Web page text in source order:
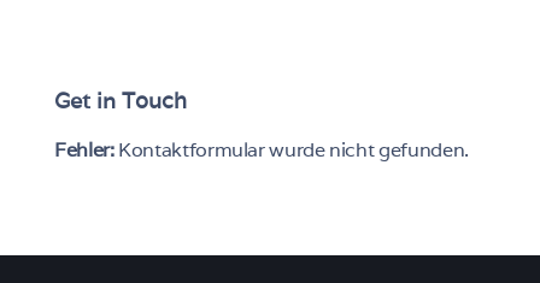
Get in Touch
Fehler:Kontaktformular wurde nicht gefunden.